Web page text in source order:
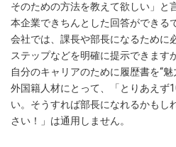
そのための方法を教えて欲しい」と
本企業できちんとした回答ができる
会社では、課長や部長になるために
ステップなどを明確に提示できます
自分のキャリアのために履歴書を“
外国籍人材にとって、「とりあえず
い。そうすれば部長になれるかもし
さい！」は通用しません。